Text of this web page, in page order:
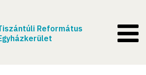
Református